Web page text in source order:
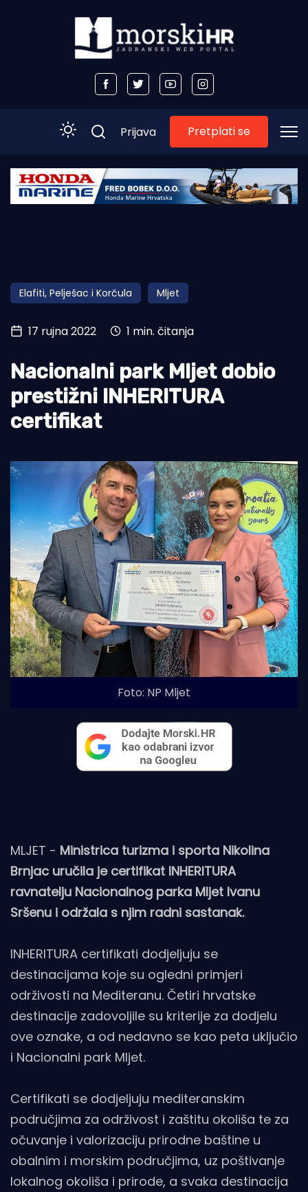
Početna
Obala
Otoci
Turizam i nautika
Pomorstvo
Ribolov
Ekologija
Prijava Pretplati se
Elafiti, Pelješac i Korčula Mljet
17 rujna 2022 1 min. čitanja
Nacionalni park Mljet dobio
prestižni INHERITURA
certifikat
Foto: NP Mljet
MLJET - Ministrica turizma i sporta Nikolina
Brnjac uručila je certifikat INHERITURA
ravnatelju Nacionalnog parka Mljet Ivanu
Sršenu i održala s njim radni sastanak.
INHERITURA certifikati dodjeljuju se
destinacijama koje su ogledni primjeri
održivosti na Mediteranu. Četiri hrvatske
destinacije zadovoljile su kriterije za dodjelu
ove oznake, a od nedavno se kao peta uključio
i Nacionalni park Mljet.
Certifikati se dodjeljuju mediteranskim
područjima za održivost i zaštitu okoliša te za
očuvanje i valorizaciju prirodne baštine u
obalnim i morskim područjima, uz poštivanje
lokalnog okoliša i prirode, a svaka destinacija